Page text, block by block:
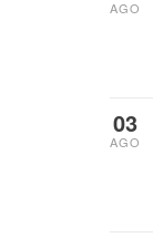
AGO
03
AGO